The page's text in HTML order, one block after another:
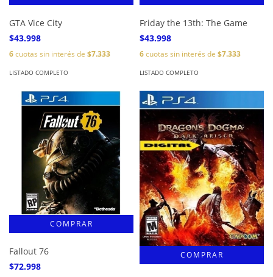
GTA Vice City
$43.998
6cuotas sin interés de $7.333
LISTADO COMPLETO
Friday the 13th: The Game
$43.998
6cuotas sin interés de $7.333
LISTADO COMPLETO
Fallout 76
$72.998